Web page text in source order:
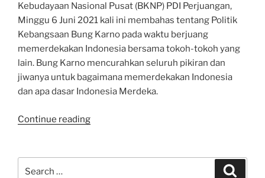
Kebudayaan Nasional Pusat (BKNP) PDI Perjuangan,
Minggu 6 Juni 2021 kali ini membahas tentang Politik
Kebangsaan Bung Karno pada waktu berjuang
memerdekakan Indonesia bersama tokoh-tokoh yang
lain. Bung Karno mencurahkan seluruh pikiran dan
jiwanya untuk bagaimana memerdekakan Indonesia
dan apa dasar Indonesia Merdeka.
Continue reading“Asvi
Kebangsaan